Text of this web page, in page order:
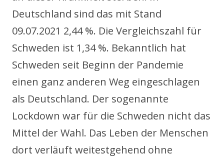
Deutschland sind das mit Stand
09.07.2021 2,44 %. Die Vergleichszahl für
Schweden ist 1,34 %. Bekanntlich hat
Schweden seit Beginn der Pandemie
einen ganz anderen Weg eingeschlagen
als Deutschland. Der sogenannte
Lockdown war für die Schweden nicht das
Mittel der Wahl. Das Leben der Menschen
dort verläuft weitestgehend ohne